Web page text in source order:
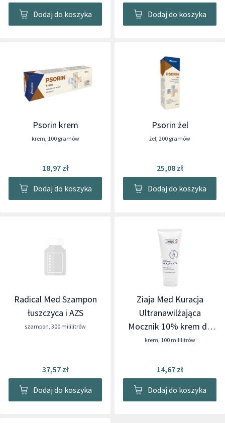
Dodaj do koszyka Dodaj do koszyka
Psorin krem
krem, 100 gramów
18,97 zł
Dodaj do koszyka
Psorin żel
żel, 200 gramów
25,08 zł
Dodaj do koszyka
Radical Med Szampon
łuszczyca i AZS
szampon, 300 mililitrów
37,57 zł
Dodaj do koszyka
Ziaja Med Kuracja
Ultranawilżająca
Mocznik 10% krem do
rąk
krem, 100 mililitrów
14,67 zł
Dodaj do koszyka